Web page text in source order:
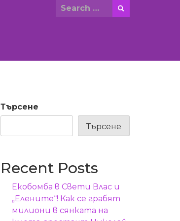
Search
Търсене
Търсене
Recent Posts
Екобомба в Свети Влас и
„Елените“! Как се грабят
милиони в сянката на